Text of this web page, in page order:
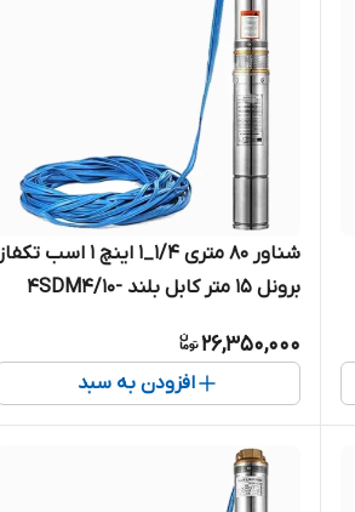
شناور ۸۰ متری ۱/۴_۱ اینچ ۱ اسب تکفاز
برونل ۱۵ متر کابل بلند 4SDM4/10-
کابل بلند تک فاز
26,350,000
افزودن به سبد